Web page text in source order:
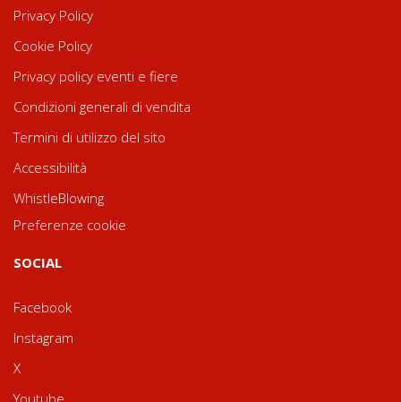
Privacy Policy
Cookie Policy
Privacy policy eventi e fiere
Condizioni generali di vendita
Termini di utilizzo del sito
Accessibilità
WhistleBlowing
Preferenze cookie
SOCIAL
Facebook
Instagram
X
Youtube